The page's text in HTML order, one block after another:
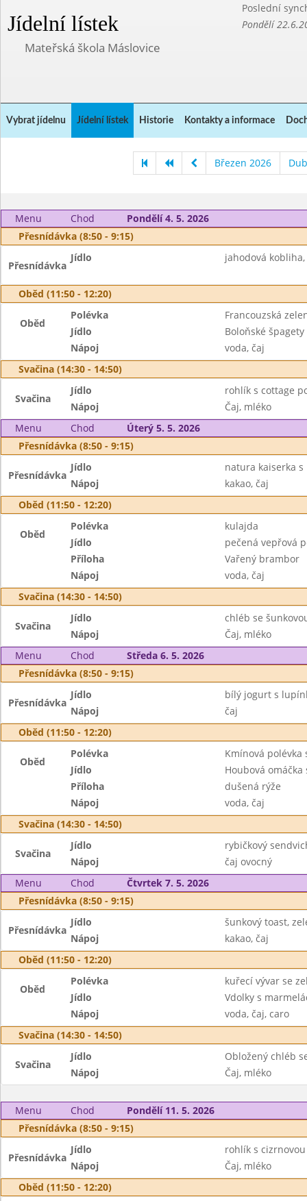
Jídelní lístek
Poslední
Pondělí
Mateřská škola Máslovice
Vybrat jídelnu Jídelní lístek Historie Kontakty a informace
Březen 2026
Menu Chod
Pondělí 4. 5. 2026
Přesnídávka (8:50 - 9:15)
Přesnídávka
Jídlo jahodová
Oběd (11:50 - 12:20)
Oběd
Polévka
Francouzská
Jídlo
Boloňské špagety
Nápoj
voda, čaj
Svačina (14:30 - 14:50)
Svačina
Jídlo
rohlík s cottage
Nápoj
Čaj, mléko
Menu
Chod
Úterý 5. 5. 2026
Přesnídávka (8:50 - 9:15)
Přesnídávka
Jídlo
natura kaiserka
Nápoj
kakao, čaj
Oběd (11:50 - 12:20)
Oběd
Polévka
kulajda
Jídlo
pečená vepřová
Příloha
Vařený brambor
Nápoj
voda, čaj
Svačina (14:30 - 14:50)
Svačina
Jídlo
chléb se
Nápoj
Čaj, mléko
Menu
Chod
Středa 6. 5. 2026
Přesnídávka (8:50 - 9:15)
Přesnídávka
Jídlo
bílý jogurt s
Nápoj
čaj
Oběd (11:50 - 12:20)
Oběd
Polévka
Kmínová polévka
Jídlo
Houbová
Příloha
dušená rýže
Nápoj
voda, čaj
Svačina (14:30 - 14:50)
Svačina
Jídlo
rybičkový
Nápoj
čaj ovocný
Menu
Chod
Čtvrtek 7. 5. 2026
Přesnídávka (8:50 - 9:15)
Přesnídávka
Jídlo
šunkový toast,
Nápoj
kakao, čaj
Oběd (11:50 - 12:20)
Oběd
Polévka
kuřecí vývar se
Jídlo
Vdolky s
Nápoj
voda, čaj, caro
Svačina (14:30 - 14:50)
Svačina
Jídlo
Obložený chléb
Nápoj
Čaj, mléko
Menu Chod
Pondělí 11. 5. 2026
Přesnídávka (8:50 - 9:15)
Přesnídávka
Jídlo
rohlík s
Nápoj
Čaj, mléko
Oběd (11:50 - 12:20)